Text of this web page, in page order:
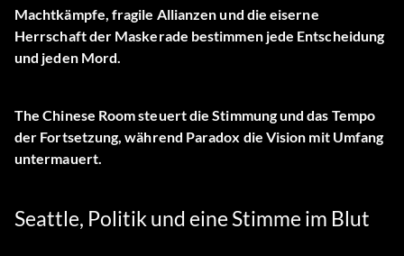
Machtkämpfe, fragile Allianzen und die eiserne
Herrschaft der Maskerade bestimmen jede Entscheidung
und jeden Mord.
The Chinese Room steuert die Stimmung und das Tempo
der Fortsetzung, während Paradox die Vision mit Umfang
untermauert.
Seattle, Politik und eine Stimme im Blut